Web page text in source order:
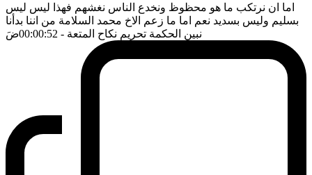
اما ان نرتكب ما هو محظوظ ونخدع الناس نغشهم فهذا ليس ليس
بسليم وليس بسديد نعم اما ما زعم الاخ محمد السلامة من اننا بدأنا
نبين الحكمة تحريم نكاح المتعة - 00:00:52 ضَ